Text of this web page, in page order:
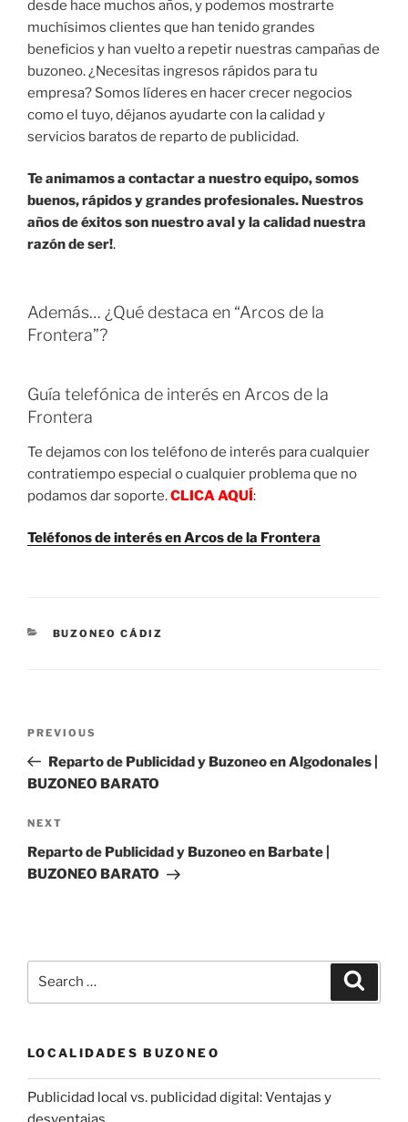
desde hace muchos años, y podemos mostrarte
muchísimos clientes que han tenido grandes
beneficios y han vuelto a repetir nuestras campañas de
buzoneo. ¿Necesitas ingresos rápidos para tu
empresa? Somos líderes en hacer crecer negocios
como el tuyo, déjanos ayudarte con la calidad y
servicios baratos de reparto de publicidad.
Te animamos a contactar a nuestro equipo, somos
buenos, rápidos y grandes profesionales. Nuestros
años de éxitos son nuestro aval y la calidad nuestra
razón de ser!.
Además… ¿Qué destaca en “Arcos de la
Frontera”?
Guía telefónica de interés en Arcos de la
Frontera
Te dejamos con los teléfono de interés para cualquier
contratiempo especial o cualquier problema que no
podamos dar soporte.CLICA AQUÍ:
Teléfonos de interés en Arcos de la Frontera
CATEGORIES
BUZONEO CÁDIZ
Previous
Post
PREVIOUS
Reparto de Publicidad y Buzoneo en Algodonales |
BUZONEO BARATO
Next
Post
NEXT
Reparto de Publicidad y Buzoneo en Barbate |
BUZONEO BARATO
LOCALIDADES BUZONEO
Publicidad local vs. publicidad digital: Ventajas y